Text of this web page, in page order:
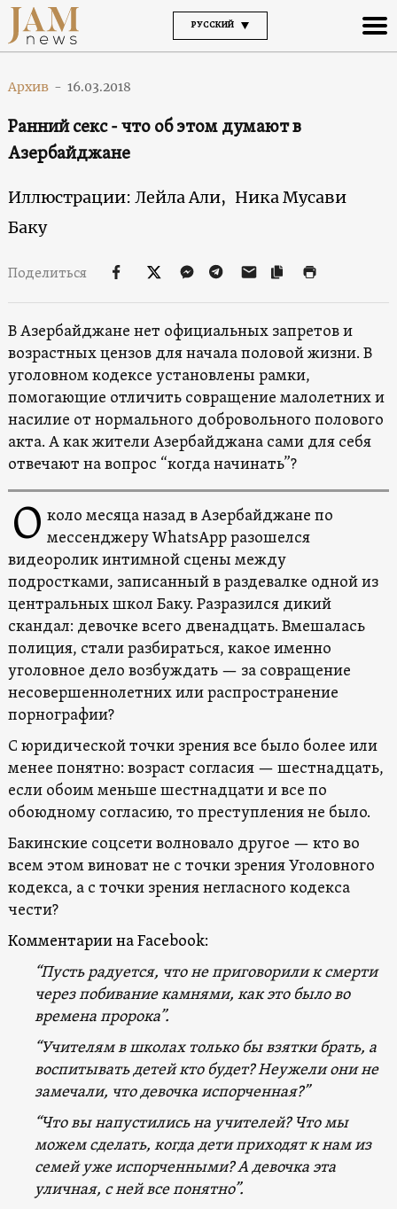
РУССКИЙ
Архив - 16.03.2018
Ранний секс - что об этом думают в
Азербайджане
Иллюстрации: Лейла Али, Ника Мусави
Баку
Поделиться
В Азербайджане нет официальных запретов и
возрастных цензов для начала половой жизни. В
уголовном кодексе установлены рамки,
помогающие отличить совращение малолетних и
насилие от нормального добровольного полового
акта. А как жители Азербайджана сами для себя
отвечают на вопрос “когда начинать”?
О коло месяца назад в Азербайджане по
мессенджеру WhatsApp разошелся
видеоролик интимной сцены между
подростками, записанный в раздевалке одной из
центральных школ Баку. Разразился дикий
скандал: девочке всего двенадцать. Вмешалась
полиция, стали разбираться, какое именно
уголовное дело возбуждать — за совращение
несовершеннолетних или распространение
порнографии?
С юридической точки зрения все было более или
менее понятно: возраст согласия — шестнадцать,
если обоим меньше шестнадцати и все по
обоюдному согласию, то преступления не было.
Бакинские соцсети волновало другое — кто во
всем этом виноват не с точки зрения Уголовного
кодекса, а с точки зрения негласного кодекса
чести?
Комментарии на Facebook:
“Пусть радуется, что не приговорили к смерти
через побивание камнями, как это было во
времена пророка”.
“Учителям в школах только бы взятки брать, а
воспитывать детей кто будет? Неужели они не
замечали, что девочка испорченная?”
“Что вы напустились на учителей? Что мы
можем сделать, когда дети приходят к нам из
семей уже испорченными? А девочка эта
уличная, с ней все понятно”.